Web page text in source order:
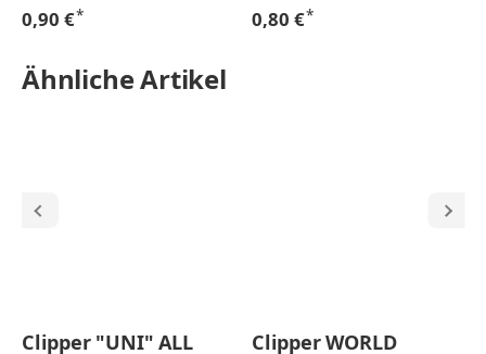
0,90 €* 0,80 €*
Ähnliche Artikel
Clipper "UNI" ALL Clipper WORLD